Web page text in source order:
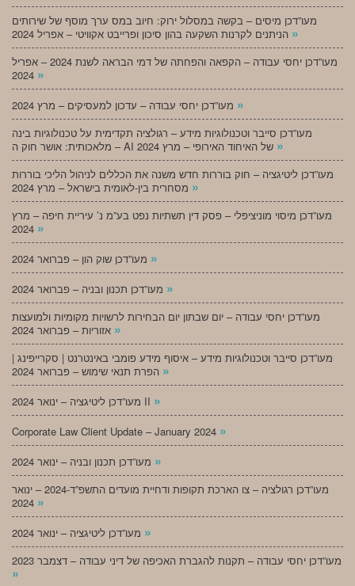
מעו”דכן מיסים – בקשה במסלול ירוק: חיוב במס ערך מוסף של שירותים
»
מעו”דכן יחסי עבודה – הקפאה והפחתה של דמי הבראה לשנת 2024 – אפריל
»
»
מעו”דכן סייבר וטכנולוגיות מידע – רגולציה תקדימית על טכנולוגיות בינה
»
מעו”דכן ליטיגציה – חוק בוררות חדש משנה את הכללים לניהול הליכי בוררות
»
מעו”דכן מיסוי מוניציפלי – פסק דין תשתיות נפט בע”מ נ’ עיריית חיפה – מרץ
»
»
»
מעו”דכן יחסי עבודה – יום שבתון יום הבחירות לרשויות מקומיות ולמועצות
»
מעו”דכן סייבר וטכנולוגיות מידע – איסוף מידע פומבי באינטרנט | סקרייפינג |
»
מעו”דכן ליטיגציה – ינואר 2024 II »
Corporate Law Client Update – January 2024 »
»
מעו”דכן רגולציה – צו הארכת תקופות ודחיית מועדים התשפ”ד-2024 – ינואר
»
»
מעו”דכן יחסי עבודה – תקנות להגברת האכיפה של דיני עבודה – דצמבר 2023
»